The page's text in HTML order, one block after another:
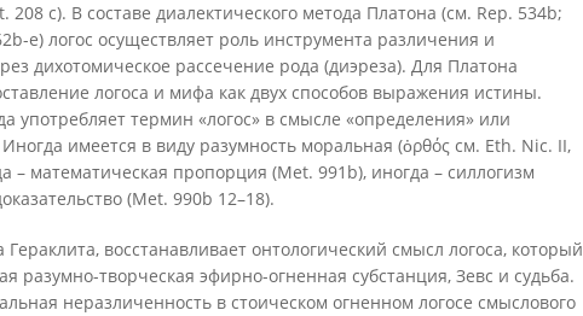
208 с). В составе диалектического метода Платона (см. Rep. 534b;
e) логос осуществляет роль инструмента различения и
дихотомическое рассечение рода (диэреза). Для Платона
логоса и мифа как двух способов выражения истины.
употребляет термин «логос» в смысле «определения» или
имеется в виду разумность моральная (ὀρθός см. Eth. Nic. II,
– математическая пропорция (Met. 991b), иногда – силлогизм
(Met. 990b 12–18).
восстанавливает онтологический смысл логоса, который
разумно-творческая эфирно-огненная субстанция, Зевс и судьба.
неразличенность в стоическом огненном логосе смыслового